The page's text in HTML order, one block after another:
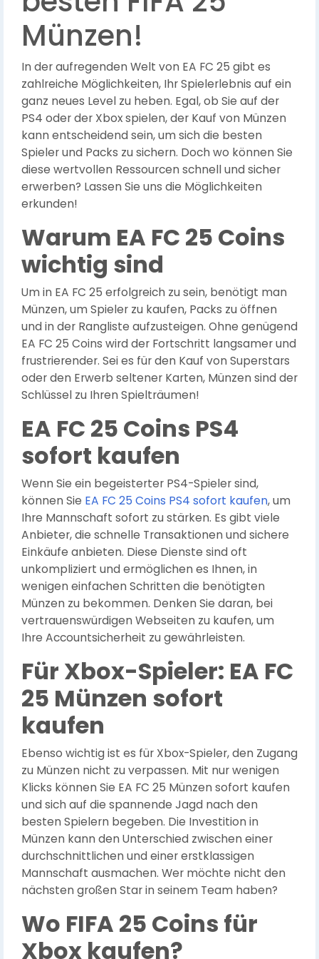
Münzen!
In der aufregenden Welt von EA FC 25 gibt es
zahlreiche Möglichkeiten, Ihr Spielerlebnis auf ein
ganz neues Level zu heben. Egal, ob Sie auf der
PS4 oder der Xbox spielen, der Kauf von Münzen
kann entscheidend sein, um sich die besten
Spieler und Packs zu sichern. Doch wo können Sie
diese wertvollen Ressourcen schnell und sicher
erwerben? Lassen Sie uns die Möglichkeiten
erkunden!
Warum EA FC 25 Coins
wichtig sind
Um in EA FC 25 erfolgreich zu sein, benötigt man
Münzen, um Spieler zu kaufen, Packs zu öffnen
und in der Rangliste aufzusteigen. Ohne genügend
EA FC 25 Coins wird der Fortschritt langsamer und
frustrierender. Sei es für den Kauf von Superstars
oder den Erwerb seltener Karten, Münzen sind der
Schlüssel zu Ihren Spielträumen!
EA FC 25 Coins PS4
sofort kaufen
Wenn Sie ein begeisterter PS4-Spieler sind,
können Sie EA FC 25 Coins PS4 sofort kaufen, um
Ihre Mannschaft sofort zu stärken. Es gibt viele
Anbieter, die schnelle Transaktionen und sichere
Einkäufe anbieten. Diese Dienste sind oft
unkompliziert und ermöglichen es Ihnen, in
wenigen einfachen Schritten die benötigten
Münzen zu bekommen. Denken Sie daran, bei
vertrauenswürdigen Webseiten zu kaufen, um
Ihre Accountsicherheit zu gewährleisten.
Für Xbox-Spieler: EA FC
25 Münzen sofort
kaufen
Ebenso wichtig ist es für Xbox-Spieler, den Zugang
zu Münzen nicht zu verpassen. Mit nur wenigen
Klicks können Sie EA FC 25 Münzen sofort kaufen
und sich auf die spannende Jagd nach den
besten Spielern begeben. Die Investition in
Münzen kann den Unterschied zwischen einer
durchschnittlichen und einer erstklassigen
Mannschaft ausmachen. Wer möchte nicht den
nächsten großen Star in seinem Team haben?
Wo FIFA 25 Coins für
Xbox kaufen?